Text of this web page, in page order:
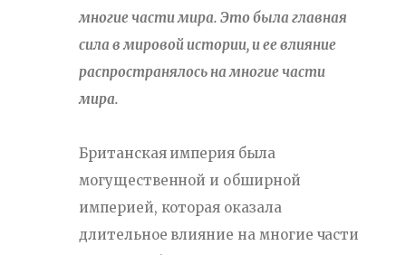
многие части мира. Это была главная
сила в мировой истории, и ее влияние
распространялось на многие части
мира.
Британская империя была
могущественной и обширной
империей, которая оказала
длительное влияние на многие части